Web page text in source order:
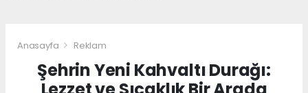
Anasayfa Reklam
Şehrin Yeni Kahvaltı Durağı: